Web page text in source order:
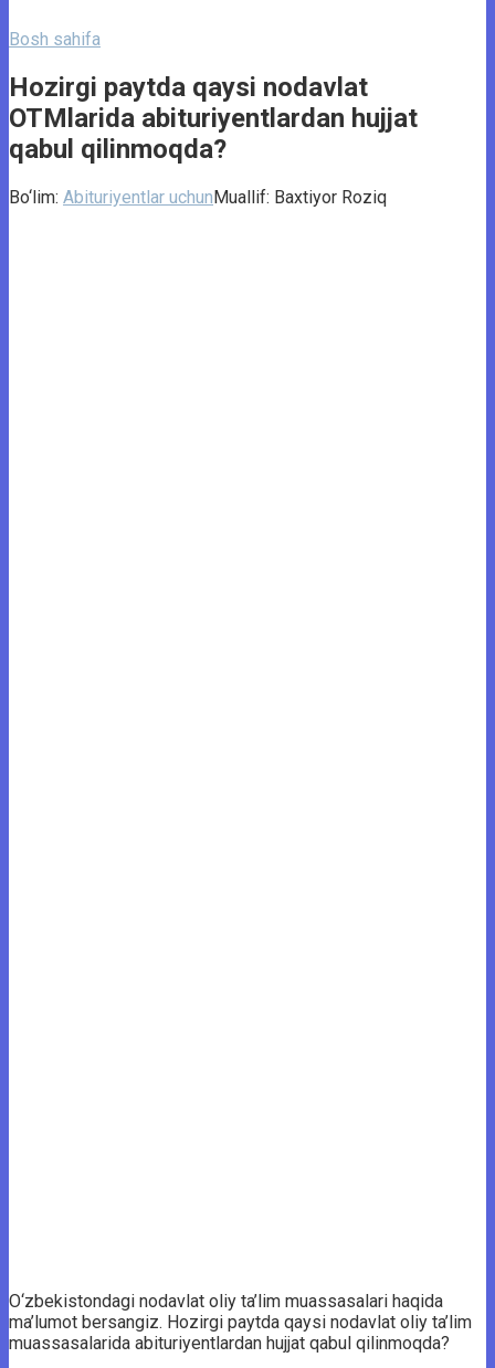
Bosh sahifa
Hozirgi paytda qaysi nodavlat
OTMlarida abituriyentlardan hujjat
qabul qilinmoqda?
Bo‘lim: Abituriyentlar uchunMuallif: Baxtiyor Roziq
O‘zbekistondagi nodavlat oliy ta’lim muassasalari haqida
ma’lumot bersangiz. Hozirgi paytda qaysi nodavlat oliy ta’lim
muassasalarida abituriyentlardan hujjat qabul qilinmoqda?